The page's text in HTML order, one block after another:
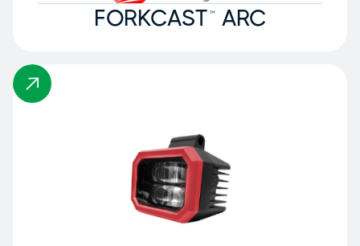
FORKCAST™ ARC